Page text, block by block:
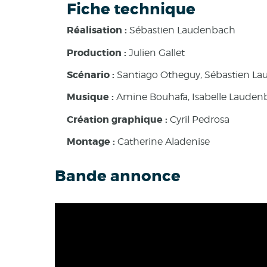
Fiche technique
Réalisation : Sébastien Laudenbach
Production : Julien Gallet
Scénario : Santiago Otheguy, Sébastien
Musique : Amine Bouhafa, Isabelle
Création graphique : Cyril Pedrosa
Montage : Catherine Aladenise
Bande annonce